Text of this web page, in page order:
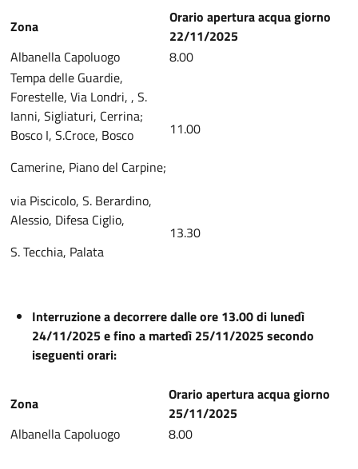
Zona
Orario apertura acqua giorno
22/11/2025
Albanella Capoluogo
8.00
Tempa delle Guardie,
Forestelle, Via Londri, , S.
Ianni, Sigliaturi, Cerrina;
Bosco I, S.Croce, Bosco
Camerine, Piano del Carpine;
11.00
via Piscicolo, S. Berardino,
Alessio, Difesa Ciglio,
S. Tecchia, Palata
13.30
Interruzione a decorrere dalle ore 13.00 di lunedì
24/11/2025 e fino a martedì 25/11/2025 secondo
iseguenti orari:
Zona
Orario apertura acqua giorno
25/11/2025
Albanella Capoluogo
8.00